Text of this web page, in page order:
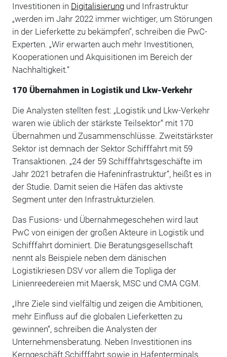
Investitionen in Digitalisierungund Infrastruktur
„werden im Jahr 2022 immer wichtiger, um Störungen
in der Lieferkette zu bekämpfen“, schreiben die PwC-
Experten. „Wir erwarten auch mehr Investitionen,
Kooperationen und Akquisitionen im Bereich der
Nachhaltigkeit.“
170 Übernahmen in Logistik und Lkw-Verkehr
Die Analysten stellten fest: „Logistik und Lkw-Verkehr
waren wie üblich der stärkste Teilsektor“ mit 170
Übernahmen und Zusammenschlüsse. Zweitstärkster
Sektor ist demnach der Sektor Schifffahrt mit 59
Transaktionen. „24 der 59 Schifffahrtsgeschäfte im
Jahr 2021 betrafen die Hafeninfrastruktur“, heißt es in
der Studie. Damit seien die Häfen das aktivste
Segment unter den Infrastrukturzielen.
Das Fusions- und Übernahmegeschehen wird laut
PwC von einigen der großen Akteure in Logistik und
Schifffahrt dominiert. Die Beratungsgesellschaft
nennt als Beispiele neben dem dänischen
Logistikriesen DSV vor allem die Topliga der
Linienreedereien mit Maersk, MSC und CMA CGM.
„Ihre Ziele sind vielfältig und zeigen die Ambitionen,
mehr Einfluss auf die globalen Lieferketten zu
gewinnen“, schreiben die Analysten der
Unternehmensberatung. Neben Investitionen ins
Kerngeschäft Schifffahrt sowie in Hafenterminals